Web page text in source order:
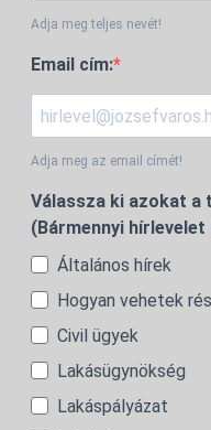
Adja meg teljes nevét!
Email cím:
Adja meg az email címét!
Válassza ki azokat a
(Bármennyi
Általános hírek
Hogyan vehetek
Civil ügyek
Lakásügynökség
Lakáspályázat